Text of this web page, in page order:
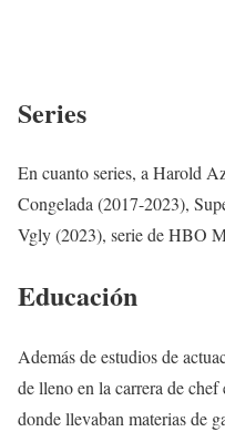
Series
En cuanto series, a Harold
Congelada (2017-2023),
Vgly (2023), serie de HBO
Educación
Además de estudios de
de lleno en la carrera de
donde llevaban materias de